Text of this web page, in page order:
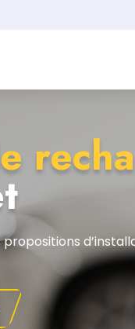
propositions